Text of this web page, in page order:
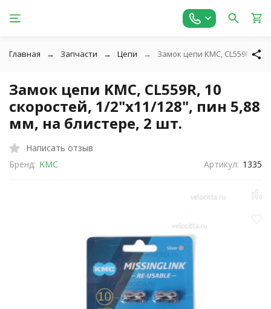
Главная Запчасти Цепи Замок цепи KMC, CL559R, 10
Замок цепи KMC, CL559R, 10
скоростей, 1/2"х11/128", пин 5,88
мм, на блистере, 2 шт.
Написать отзыв
Бренд: KMC Артикул: 1335